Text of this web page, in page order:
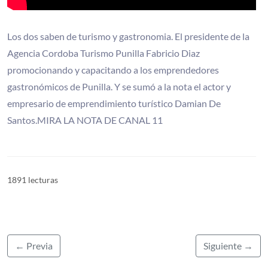
Los dos saben de turismo y gastronomia. El presidente de la
Agencia Cordoba Turismo Punilla Fabricio Diaz
promocionando y capacitando a los emprendedores
gastronómicos de Punilla. Y se sumó a la nota el actor y
empresario de emprendimiento turístico Damian De
Santos.MIRA LA NOTA DE CANAL 11
1891 lecturas
← Previa Siguiente →